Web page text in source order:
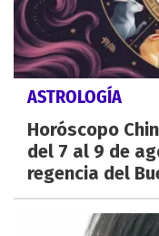
ASTROLOGÍA
Horóscopo
del 7 al 9 de
regencia del